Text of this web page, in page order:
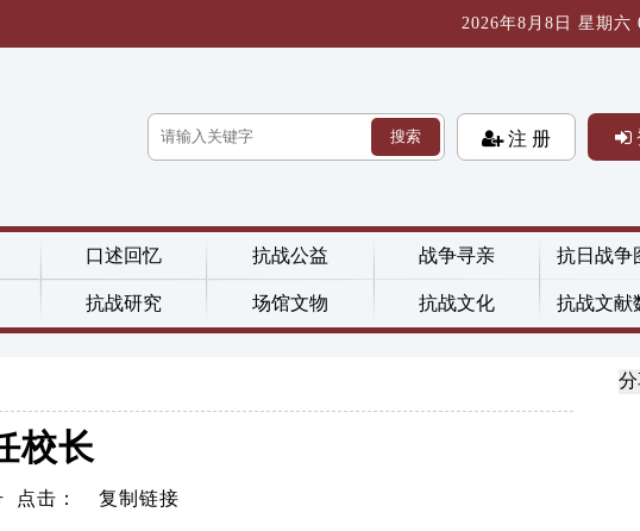
2026年8月8日 星期六
搜索 注 册
口述回忆 抗战公益 战争寻亲 抗日战争
抗战研究 场馆文物 抗战文化 抗战文献
校长
点击： 复制链接